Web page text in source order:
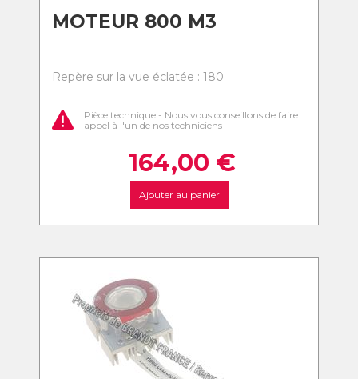
MOTEUR 800 M3
Repère sur la vue éclatée : 180
Pièce technique - Nous vous conseillons de faire
appel à l'un de nos techniciens
164,00 €
Ajouter au panier